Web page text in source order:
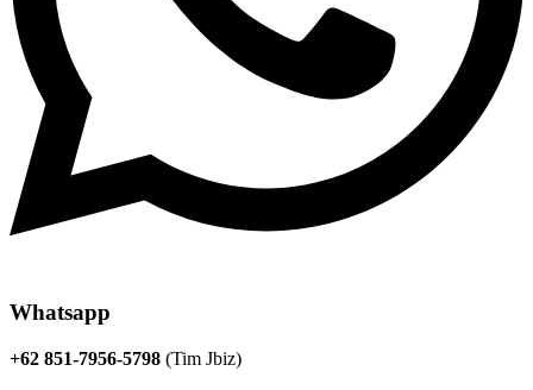
Whatsapp
+62 851-7956-5798 (Tim Jbiz)